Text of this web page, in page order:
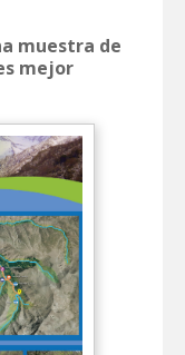
muestra de
mejor